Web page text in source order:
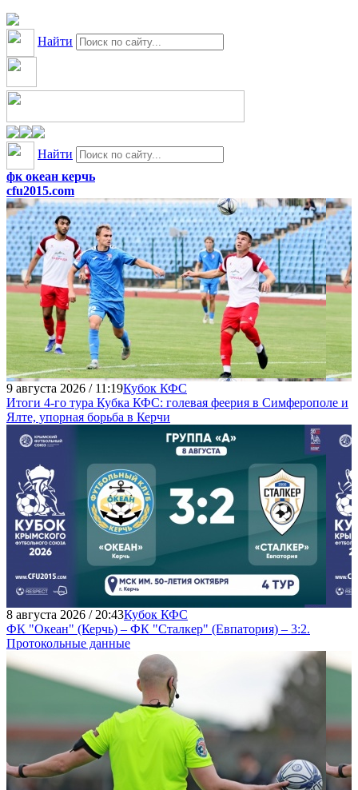
Найти
Найти
фк океан керчь
cfu2015.com
9 августа 2026 / 11:19Кубок КФС
Итоги 4-го тура Кубка КФС: голевая феерия в Симферополе и
Ялте, упорная борьба в Керчи
8 августа 2026 / 20:43Кубок КФС
ФК "Океан" (Керчь) – ФК "Сталкер" (Евпатория) – 3:2.
Протокольные данные